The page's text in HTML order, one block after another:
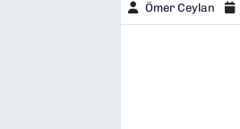
Ömer Ceylan